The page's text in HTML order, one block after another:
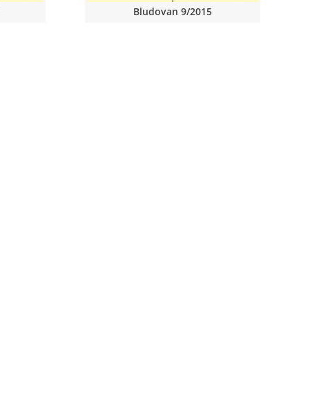
Bludovan 9/2015